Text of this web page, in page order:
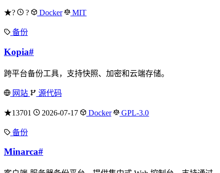
★? ? Docker MIT
备份
Kopia#
跨平台备份工具，支持快照、加密和云端存储。
网站 源代码
★13701 2026-07-17 Docker GPL-3.0
备份
Minarca#